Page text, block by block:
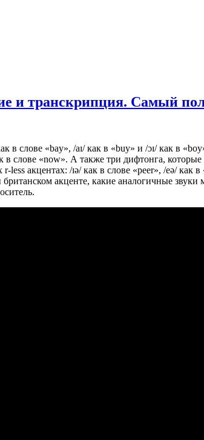
и транскрипция. Самый
в слове «bay», /aɪ/ как в «buy» и /ɔɪ/ как в
слове «now». А также три дифтонга,
акцентах: /ɪə/ как в слове «peer», /eə/ как
акценте, какие аналогичные